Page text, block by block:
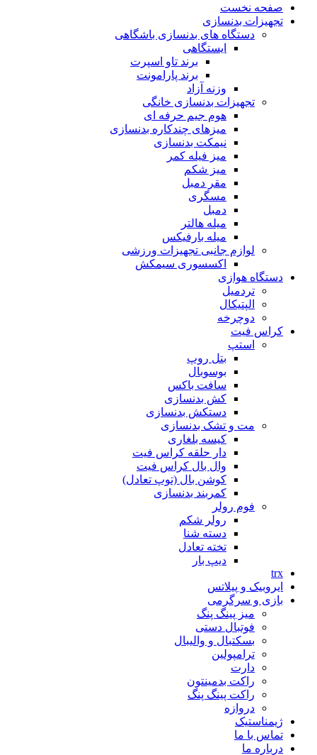
صفحه نخست
تجهیزات بدنسازی
دستگاه های بدنسازی باشگاهی
ایستگاهی
برند تاو اسپرت
برند پارامونت
وزنه آزاد
تجهیزات بدنسازی خانگی
هوم جیم حرفه ای
میزهای چندکاره بدنسازی
نیمکت بدنسازی
میز فیله کمر
میز شکم
مقر دمبل
مسگری
دمبل
میله هالتر
میله بارفیکس
لوازم جانبی تجهیزات ورزشی
اکسسوری سیمکش
دستگاه هوازی
تردمیل
الپتیکال
دوچرخه
کراس فیت
استپ
بتل روپ
بوسوبال
سافت باکس
کش بدنسازی
دستکش بدنسازی
مت و تشک بدنسازی
کیسه بلغاری
دار حلقه کراس فیت
وال بال کراس فیت
کوشن بال (توپ تعادل)
کمربند بدنسازی
فوم رولر
رولر شکم
دسته شنا
تخته تعادل
دیپ بار
trx
ایروبیک و پیلاتس
بازی و سرگرمی
میز پینگ پنگ
فوتبال دستی
بسکتبال و والیبال
ترامپولین
دارت
راکت بدمینتون
راکت پینگ پنگ
دروازه
ژیمناستیک
تماس با ما
درباره ما